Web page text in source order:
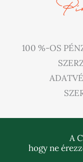
100 %-OS
A
hogy ne